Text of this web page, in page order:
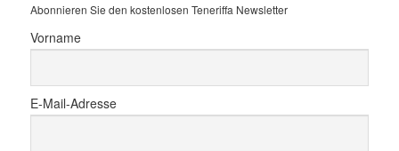
n
Abonnieren Sie den kostenlosen Teneriffa Newsletter
Vorname
E-Mail-Adresse